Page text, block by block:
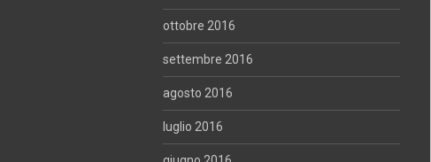
ottobre 2016
settembre 2016
agosto 2016
luglio 2016